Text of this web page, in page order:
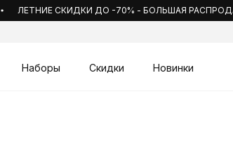
ЛЕТНИЕ СКИДКИ ДО -70% - БОЛЬШАЯ
Наборы Скидки Новинки